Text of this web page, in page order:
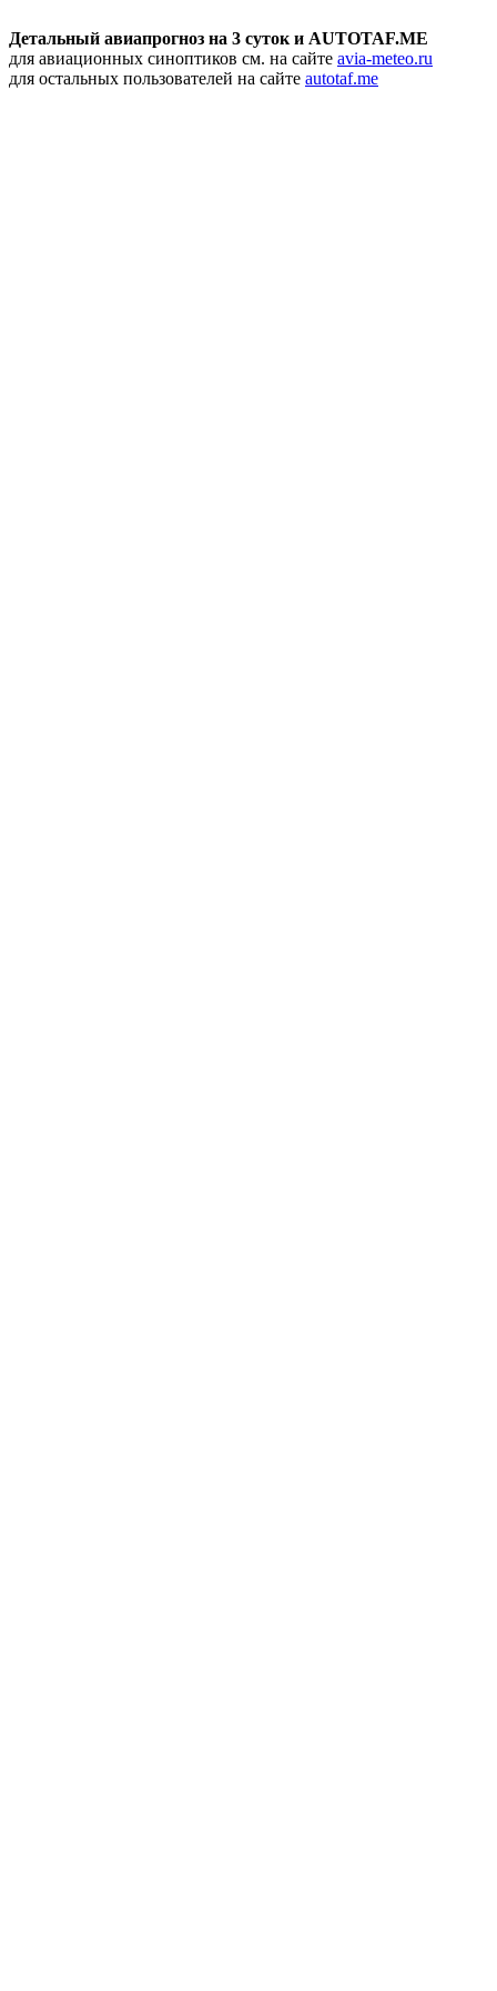
Детальный авиапрогноз на 3 суток и AUTOTAF.ME
для авиационных синоптиков см. на сайте avia-meteo.ru
для остальных пользователей на сайте autotaf.me